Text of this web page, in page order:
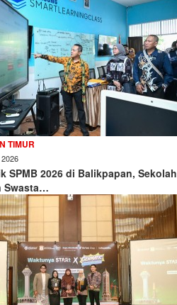
TIMUR
SPMB 2026 di Balikpapan, Sekolah
Swasta…